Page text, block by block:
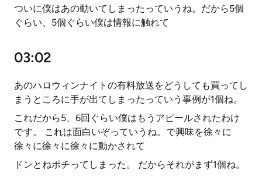
ついに僕はあの動いてしまったっていうね。だから5個
ぐらい、5個ぐらい僕は情報に触れて
03:02
あのハロウィンナイトの有料放送をどうしても買ってし
まうところに手が出てしまったっていう事例が1個ね。
これだから5、6回ぐらい僕はもうアピールされたわけ
です。 これは面白いぞっていうね。で興味を徐々に
徐々に徐々に徐々に動かされて
ドンとねポチってしまった。 だからそれがまず1個ね。